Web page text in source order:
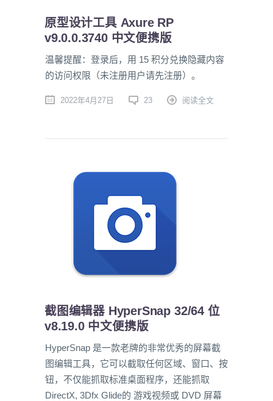
原型设计工具 Axure RP
v9.0.0.3740 中文便携版
温馨提醒：登录后，用 15 积分兑换隐藏内容
的访问权限（未注册用户请先注册）。
2022年4月27日 23 阅读全文
截图编辑器 HyperSnap 32/64 位
v8.19.0 中文便携版
HyperSnap 是一款老牌的非常优秀的屏幕截
图编辑工具，它可以截取任何区域、窗口、按
钮，不仅能抓取标准桌面程序，还能抓取
DirectX, 3Dfx Glide的 游戏视频或 DVD 屏幕